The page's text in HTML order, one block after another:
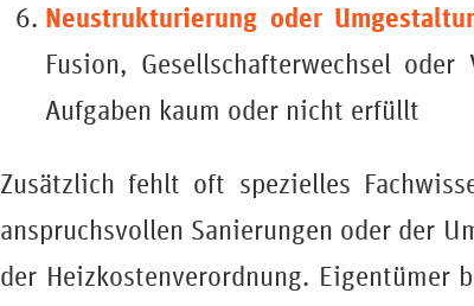
Neustrukturierung oder
Fusion, Gesellschafterwechsel
Aufgaben kaum oder nicht erfüllt
Zusätzlich fehlt oft spezielles
anspruchsvollen Sanierungen oder der
der Heizkostenverordnung. Eigentümer